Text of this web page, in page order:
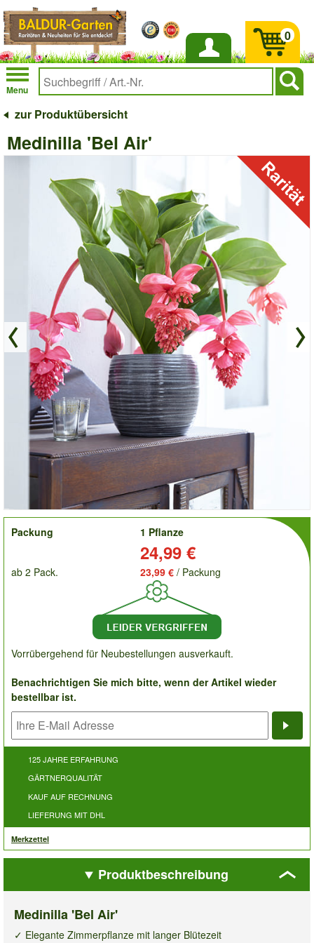
Anmelden
Menu
0
zur Produktübersicht
Medinilla 'Bel Air'
order
Packung
1 Pflanze
24,99 €
ab 2 Pack. 23,99 € / Packung
Vorrübergehend für Neubestellungen ausverkauft.
Benachrichtigen Sie mich bitte, wenn der Artikel wieder
bestellbar ist.
125 JAHRE ERFAHRUNG
GÄRTNERQUALITÄT
KAUF AUF RECHNUNG
LIEFERUNG MIT DHL
Merkzettel
Produktbeschreibung
Medinilla 'Bel Air'
✓ Elegante Zimmerpflanze mit langer Blütezeit